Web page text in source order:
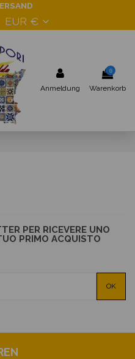
EUR €
Anmeldung
0
Warenkorb
PER RICEVERE UNO
PRIMO ACQUISTO